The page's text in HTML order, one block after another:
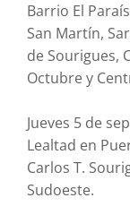
Barrio El
San Martín,
de Sourigues,
Octubre y
Jueves 5 de
Lealtad en
Carlos T.
Sudoeste.